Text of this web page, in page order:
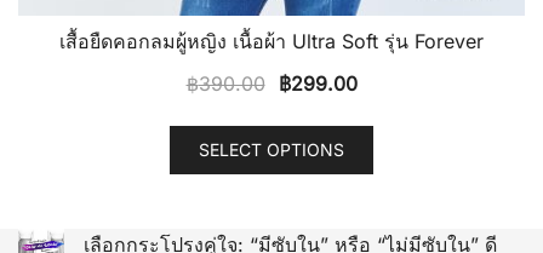
เสื้อยืดคอกลมผู้หญิง เนื้อผ้า Ultra Soft รุ่น Forever
฿390.00
Original
was:
฿390.00.
฿299.00Current
฿299.00.
SELECT OPTIONS
This
เลือกกระโปรงคู่ใจ: “มีซับใน” หรือ “ไม่มีซับใน” ดี